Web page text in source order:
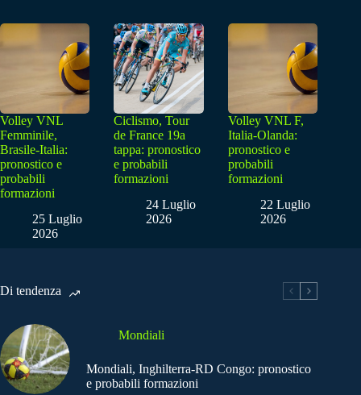
Volley VNL
Femminile,
Brasile-Italia:
pronostico e
probabili
formazioni
25 Luglio
2026
Ciclismo, Tour
de France 19a
tappa: pronostico
e probabili
formazioni
24 Luglio
2026
Volley VNL F,
Italia-Olanda:
pronostico e
probabili
formazioni
22 Luglio
2026
Di tendenza
Mondiali
Mondiali, Inghilterra-RD Congo: pronostico
e probabili formazioni